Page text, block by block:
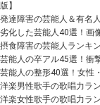
版】
発達障害の芸能人＆有名
劣化した芸能人40選！画
摂食障害の芸能人ランキ
芸能人の卒アル45選！衝
芸能人の整形40選！女性
洋楽男性歌手の歌唱力ラ
洋楽女性歌手の歌唱力ラ